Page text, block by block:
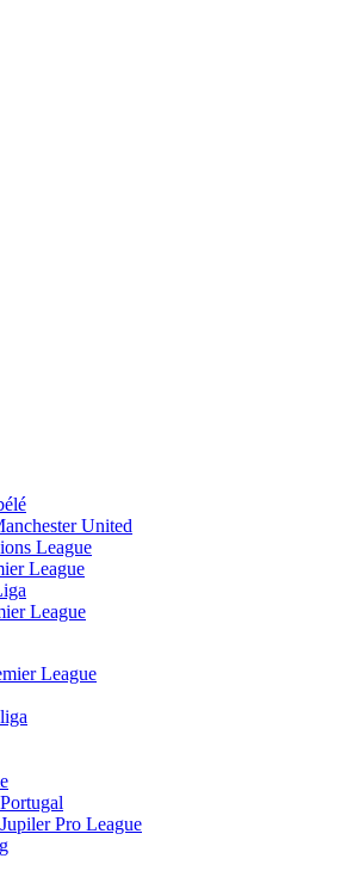
United
League
League
League
League
Jupiler Pro League